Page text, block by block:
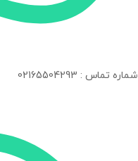
شماره تماس : 02165504293